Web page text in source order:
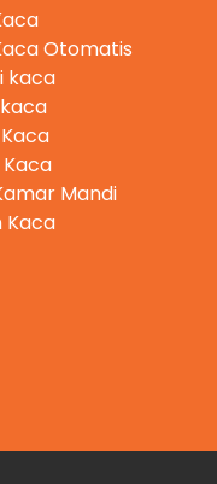
Otomatis
kaca
Kaca
Mandi
Kaca